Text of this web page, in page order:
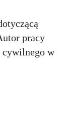
pracy
cywilnego w